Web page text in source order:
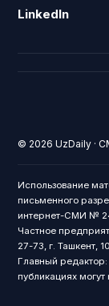
LinkedIn
© 2026 UzDaily ·
Использование
письменного
интернет-СМИ №
Частное
27-73, г. Ташкент,
Главный
публикациях